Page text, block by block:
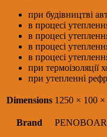
при будівництві
в процесі
в процесі
в процесі
в процесі
при термоізоляції
при утепленні
Dimensions 1250 × 100
Brand